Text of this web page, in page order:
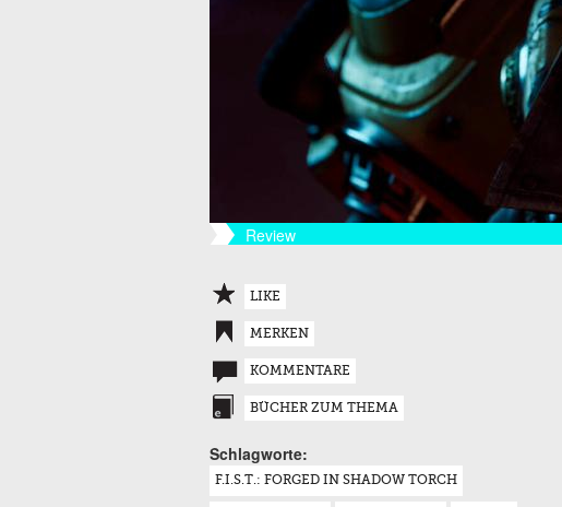
Review
LIKE
MERKEN
KOMMENTARE
BÜCHER ZUM THEMA
Schlagworte:
F.I.S.T.: FORGED IN SHADOW TORCH